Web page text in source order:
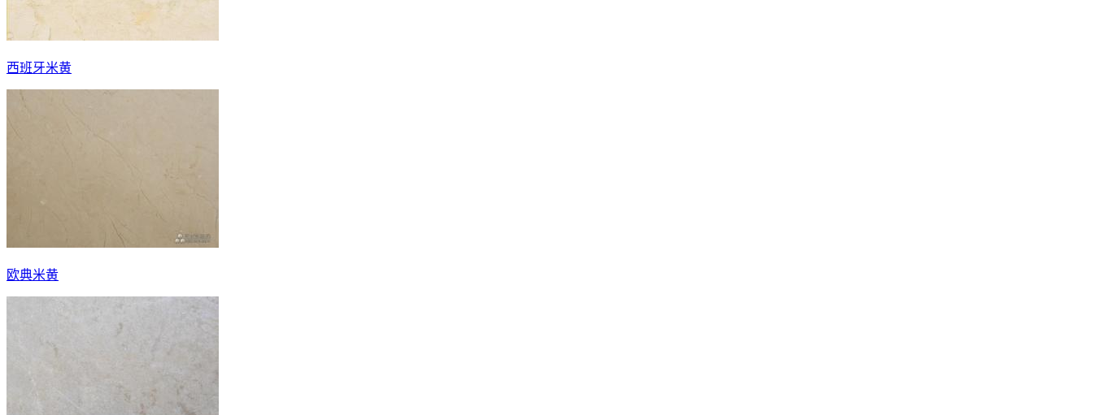
西班牙米黄
欧典米黄